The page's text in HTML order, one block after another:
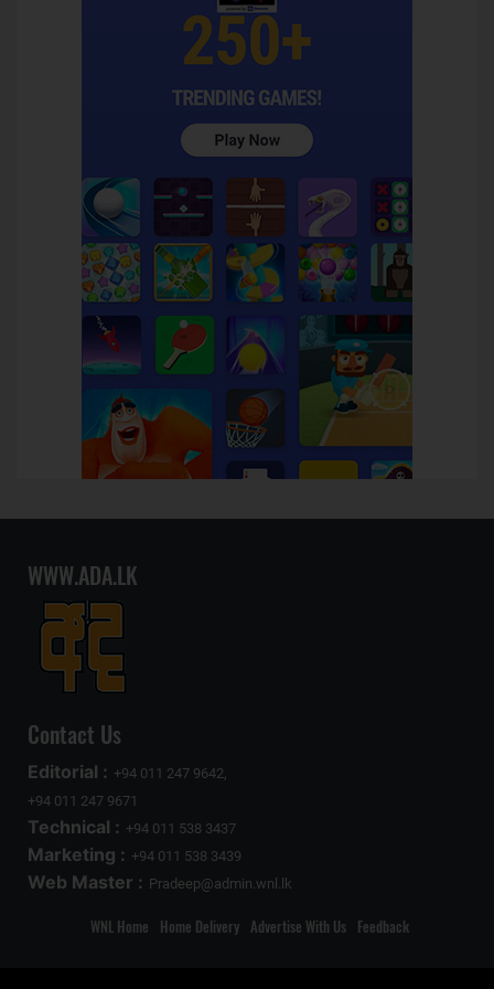
WWW.ADA.LK
Contact Us
Editorial : +94 011 247 9642,
+94 011 247 9671
Technical : +94 011 538 3437
Marketing : +94 011 538 3439
Web Master : Pradeep@admin.wnl.lk
WNL Home Home Delivery Advertise With Us Feedback